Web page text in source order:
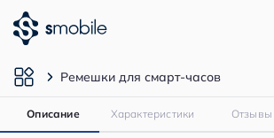
Ремешки для смарт-часов
Описание Характеристики Отзывы